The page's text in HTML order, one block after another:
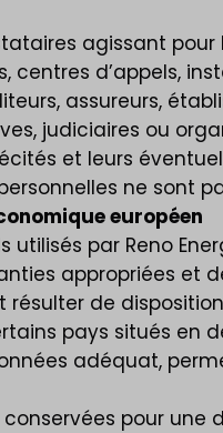
agissant pour
centres d’appels,
assureurs,
judiciaires ou
et leurs
ne sont
européen
utilisés par Reno
appropriées et
de
pays situés en
adéquat,
pour